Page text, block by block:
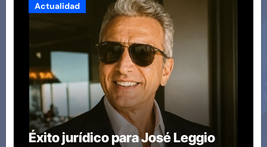
Actualidad
Éxito jurídico para José Leggio